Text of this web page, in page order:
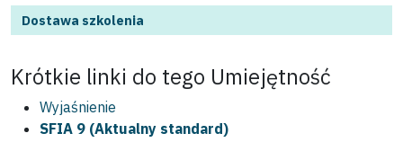
Dostawa szkolenia
Krótkie linki do tego Umiejętność
Wyjaśnienie
SFIA 9 (Aktualny standard)